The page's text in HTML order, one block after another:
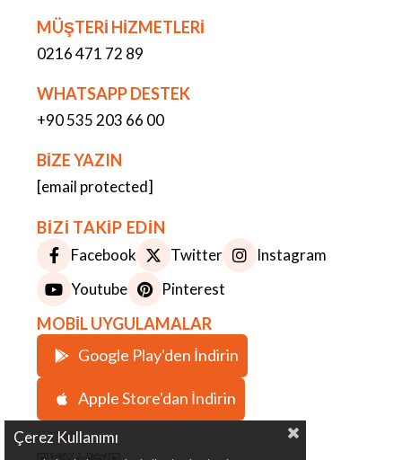
MÜŞTERİ HİZMETLERİ
0216 471 72 89
WHATSAPP DESTEK
+90 535 203 66 00
BİZE YAZIN
[email protected]
BİZİ TAKİP EDİN
Facebook Twitter
Instagram
Youtube
Pinterest
MOBİL UYGULAMALAR
Google Play'den İndirin
Apple Store'dan İndirin
ETBİS
Çerez Kullanımı